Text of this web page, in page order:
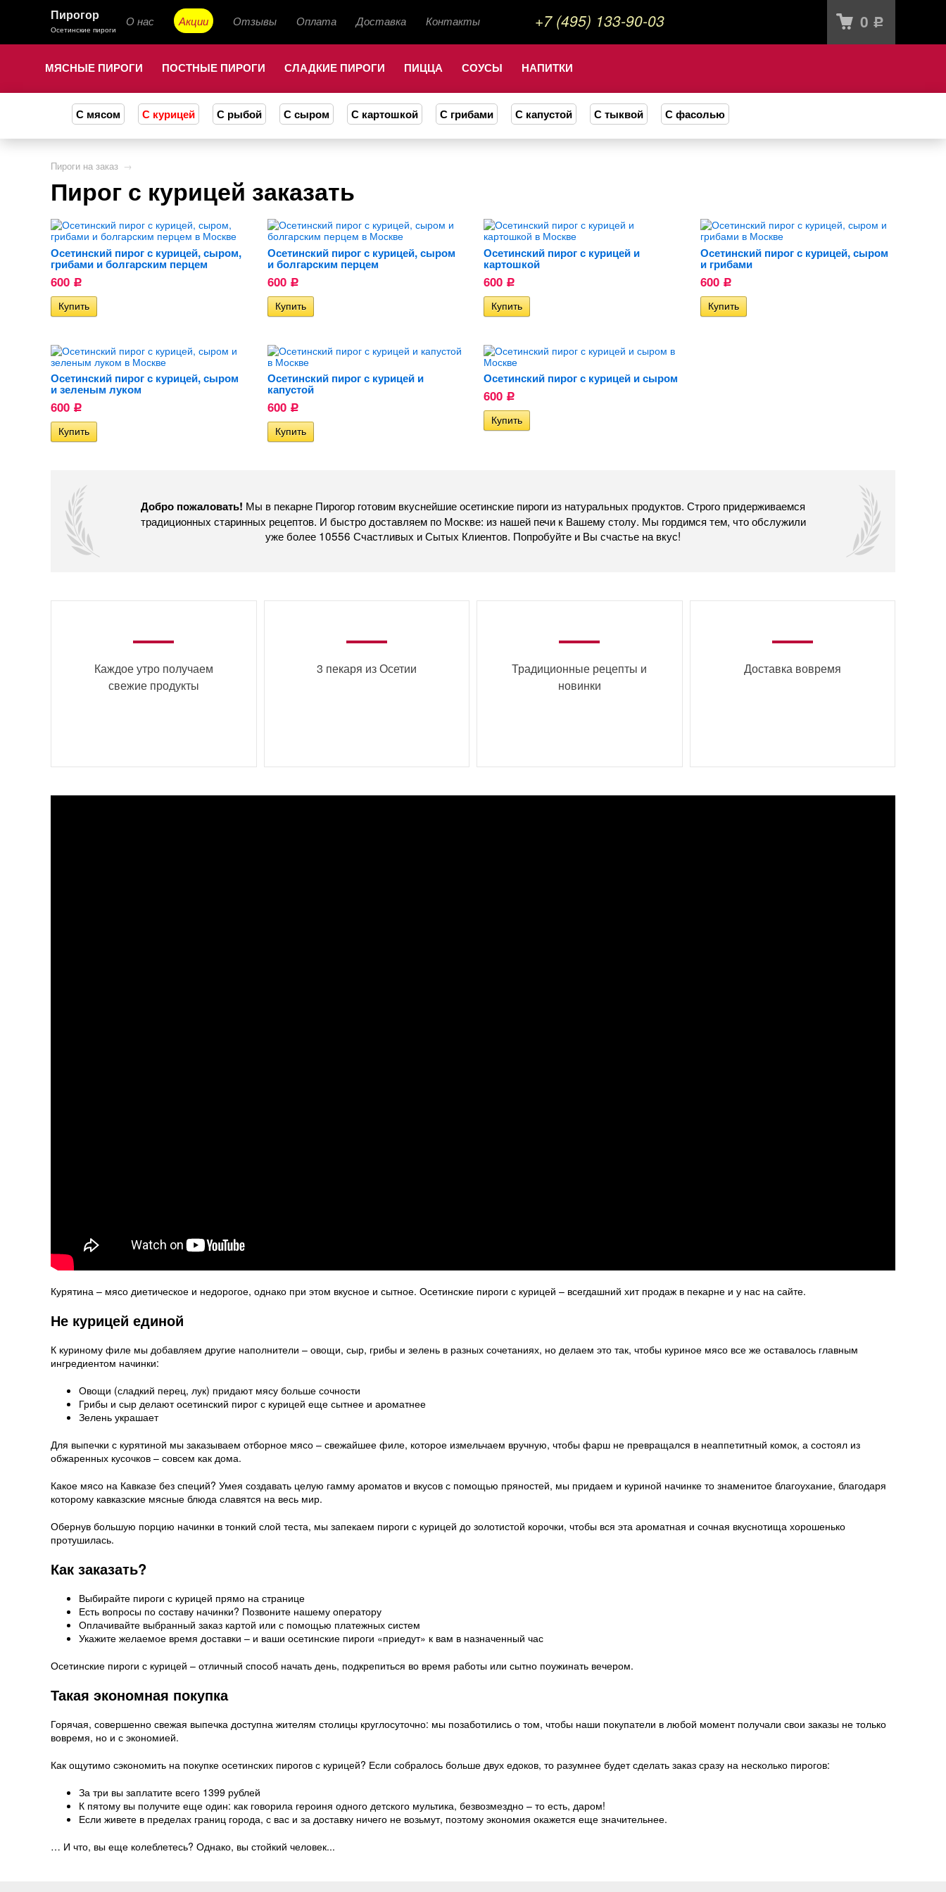
Пирогор
Осетинские пироги 0 Р
О нас Акции Отзывы Оплата Доставка Контакты +7 (495) 133-90-03
МЯСНЫЕ ПИРОГИ ПОСТНЫЕ ПИРОГИ СЛАДКИЕ ПИРОГИ ПИЦЦА СОУСЫ НАПИТКИ
С мясом С курицей С рыбой С сыром С картошкой С грибами С капустой С тыквой С фасолью
Пироги на заказ →
Пирог с курицей заказать
Осетинский пирог с курицей, сыром,
грибами и болгарским перцем
600 Р
Осетинский пирог с курицей, сыром
и болгарским перцем
600 Р
Осетинский пирог с курицей и
картошкой
600 Р
Осетинский пирог с курицей, сыром
и грибами
600 Р
Осетинский пирог с курицей, сыром
и зеленым луком
600 Р
Осетинский пирог с курицей и
капустой
600 Р
Осетинский пирог с курицей и сыром
600 Р
Добро пожаловать! Мы в пекарне Пирогор готовим вкуснейшие осетинские пироги из натуральных продуктов. Строго придерживаемся
традиционных старинных рецептов. И быстро доставляем по Москве: из нашей печи к Вашему столу. Мы гордимся тем, что обслужили
уже более 10556 Счастливых и Сытых Клиентов. Попробуйте и Вы счастье на вкус!
Каждое утро получаем
свежие продукты
3 пекаря из Осетии
Традиционные рецепты и
новинки
Доставка вовремя
Курятина – мясо диетическое и недорогое, однако при этом вкусное и сытное. Осетинские пироги с курицей – всегдашний хит продаж в пекарне и у нас на сайте.
Не курицей единой
К куриному филе мы добавляем другие наполнители – овощи, сыр, грибы и зелень в разных сочетаниях, но делаем это так, чтобы куриное мясо все же оставалось главным
ингредиентом начинки:
Овощи (сладкий перец, лук) придают мясу больше сочности
Грибы и сыр делают осетинский пирог с курицей еще сытнее и ароматнее
Зелень украшает
Для выпечки с курятиной мы заказываем отборное мясо – свежайшее филе, которое измельчаем вручную, чтобы фарш не превращался в неаппетитный комок, а состоял из
обжаренных кусочков – совсем как дома.
Какое мясо на Кавказе без специй? Умея создавать целую гамму ароматов и вкусов с помощью пряностей, мы придаем и куриной начинке то знаменитое благоухание, благодаря
которому кавказские мясные блюда славятся на весь мир.
Обернув большую порцию начинки в тонкий слой теста, мы запекаем пироги с курицей до золотистой корочки, чтобы вся эта ароматная и сочная вкуснотища хорошенько
протушилась.
Как заказать?
Выбирайте пироги с курицей прямо на странице
Есть вопросы по составу начинки? Позвоните нашему оператору
Оплачивайте выбранный заказ картой или с помощью платежных систем
Укажите желаемое время доставки – и ваши осетинские пироги «приедут» к вам в назначенный час
Осетинские пироги с курицей – отличный способ начать день, подкрепиться во время работы или сытно поужинать вечером.
Такая экономная покупка
Горячая, совершенно свежая выпечка доступна жителям столицы круглосуточно: мы позаботились о том, чтобы наши покупатели в любой момент получали свои заказы не только
вовремя, но и с экономией.
Как ощутимо сэкономить на покупке осетинских пирогов с курицей? Если собралось больше двух едоков, то разумнее будет сделать заказ сразу на несколько пирогов:
За три вы заплатите всего 1399 рублей
К пятому вы получите еще один: как говорила героиня одного детского мультика, безвозмездно – то есть, даром!
Если живете в пределах границ города, с вас и за доставку ничего не возьмут, поэтому экономия окажется еще значительнее.
… И что, вы еще колеблетесь? Однако, вы стойкий человек...